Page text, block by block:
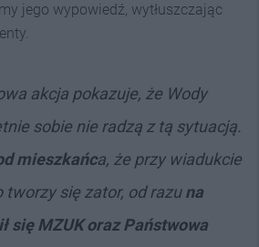
jego wypowiedź, wytłuszczając
akcja pokazuje, że Wody
sobie nie radzą z tą sytuacją.
mieszkańca, że przy wiadukcie
tworzy się zator, od razuna
się MZUK oraz Państwowa